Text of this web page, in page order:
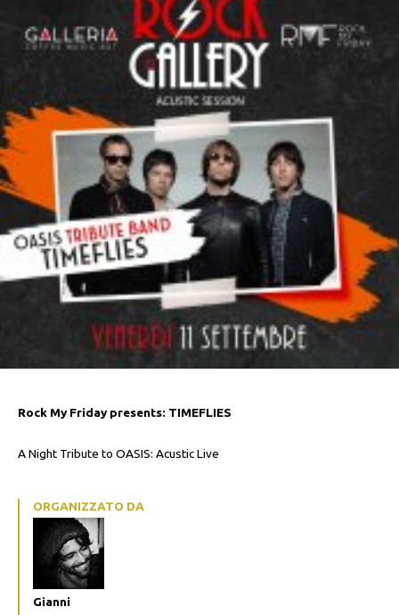
Rock My Friday presents: TIMEFLIES
A Night Tribute to OASIS: Acustic Live
ORGANIZZATO DA
Gianni